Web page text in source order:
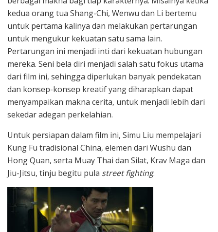
kedua orang tua Shang-Chi, Wenwu dan Li bertemu
untuk pertama kalinya dan melakukan pertarungan
untuk mengukur kekuatan satu sama lain.
Pertarungan ini menjadi inti dari kekuatan hubungan
mereka. Seni bela diri menjadi salah satu fokus utama
dari film ini, sehingga diperlukan banyak pendekatan
dan konsep-konsep kreatif yang diharapkan dapat
menyampaikan makna cerita, untuk menjadi lebih dari
sekedar adegan perkelahian.
Untuk persiapan dalam film ini, Simu Liu mempelajari
Kung Fu tradisional China, elemen dari Wushu dan
Hong Quan, serta Muay Thai dan Silat, Krav Maga dan
Jiu-Jitsu, tinju begitu pula street fighting.